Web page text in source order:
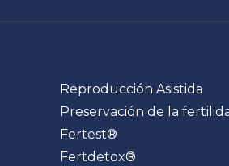
Reproducción Asistida
Preservación de la
Fertest®
Fertdetox®